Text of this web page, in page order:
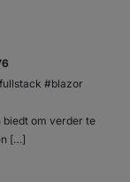
#blazor
biedt om verder te
[…]